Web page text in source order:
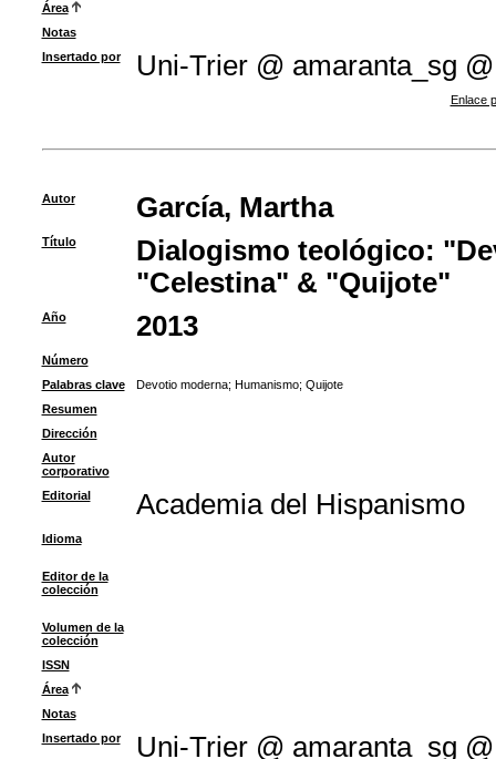
Área
Notas
Insertado por
Uni-Trier @ amaranta_sg @
Enlace
Autor García, Martha
Título
Dialogismo teológico:
"Celestina" & "Quijote"
Año 2013
Número
Palabras clave
Devotio moderna; Humanismo; Quijote
Resumen
Dirección
Autor
corporativo
Editorial
Academia del Hispanismo
Idioma
Editor de la
colección
Volumen de la
colección
ISSN
Área
Notas
Insertado por
Uni-Trier @ amaranta_sg @